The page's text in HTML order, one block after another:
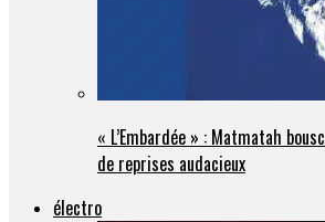
« L’Embardée » : Matmatah
de reprises audacieux
électro